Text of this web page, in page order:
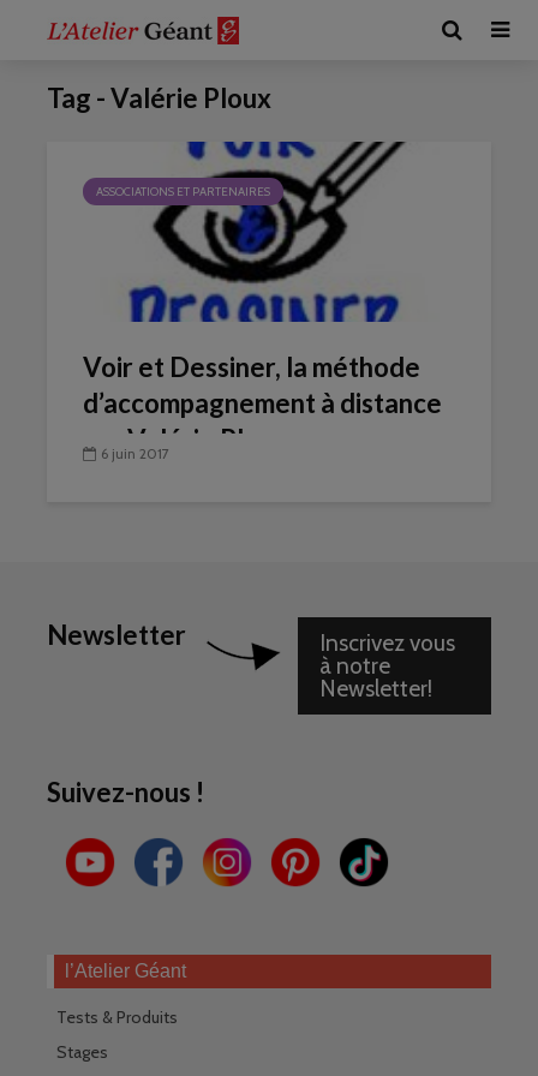
Tag - Valérie Ploux
ASSOCIATIONS ET PARTENAIRES
Voir et Dessiner, la méthode
d’accompagnement à distance
par Valérie Ploux
6 juin 2017
Newsletter
Inscrivez vous
à notre
Newsletter!
Suivez-nous !
l’Atelier Géant
Tests & Produits
Stages